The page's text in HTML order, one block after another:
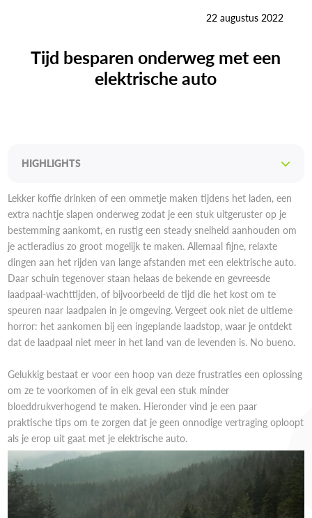
22 augustus 2022
Tijd besparen onderweg met een
elektrische auto
Lekker koffie drinken of een ommetje maken tijdens het laden, een
extra nachtje slapen onderweg zodat je een stuk uitgeruster op je
bestemming aankomt, en rustig een steady snelheid aanhouden om
je actieradius zo groot mogelijk te maken. Allemaal fijne, relaxte
dingen aan het rijden van lange afstanden met een elektrische auto.
Daar schuin tegenover staan helaas de bekende en gevreesde
laadpaal-wachttijden, of bijvoorbeeld de tijd die het kost om te
speuren naar laadpalen in je omgeving. Vergeet ook niet de ultieme
horror: het aankomen bij een ingeplande laadstop, waar je ontdekt
dat de laadpaal niet meer in het land van de levenden is. No bueno.
Gelukkig bestaat er voor een hoop van deze frustraties een oplossing
om ze te voorkomen of in elk geval een stuk minder
bloeddrukverhogend te maken. Hieronder vind je een paar
praktische tips om te zorgen dat je geen onnodige vertraging oploopt
als je erop uit gaat met je elektrische auto.
HIGHLIGHTS